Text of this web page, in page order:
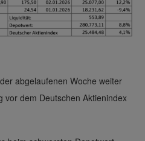
abgelaufenen Woche weiter
vor dem Deutschen Aktienindex